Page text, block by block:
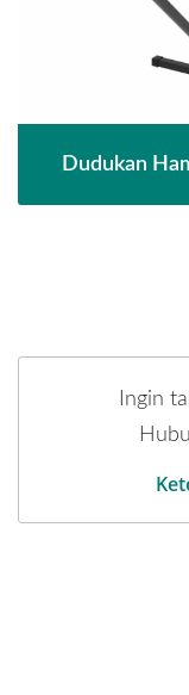
Dudukan
Ingin